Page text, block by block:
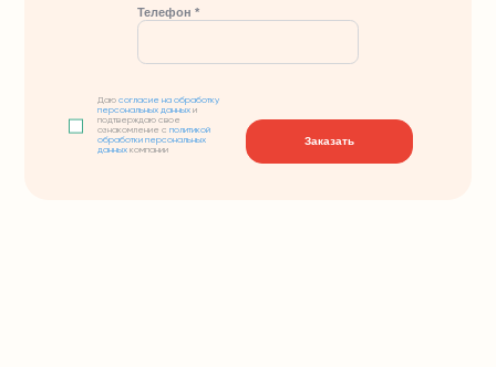
Телефон *
Даюсогласие на обработку
персональных данных и
подтверждаю свое
ознакомление сполитикой
обработки персональных
данных компании
Заказать